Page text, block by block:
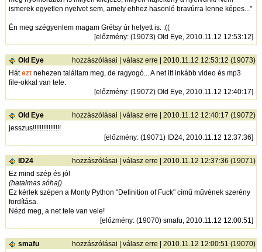
ismerek egyetlen nyelvet sem, amely ehhez hasonló bravúrra lenne képes..."
Én meg szégyenlem magam Grétsy úr helyett is. :((
[előzmény: (19073) Old Eye, 2010.11.12 12:53:12]
Old Eye hozzászólásai válasz erre | 2010.11.12 12:53:12 (19073)
Háteztnehezen találtam meg, de ragyogó... A net itt inkább video és mp3
file-okkal van tele.
[előzmény: (19072) Old Eye, 2010.11.12 12:40:17]
Old Eye hozzászólásai válasz erre | 2010.11.12 12:40:17 (19072)
jesszus!!!!!!!!!!!!!!!!
[előzmény: (19071) ID24, 2010.11.12 12:37:36]
ID24 hozzászólásai válasz erre | 2010.11.12 12:37:36 (19071)
Ez mind szép és jó!
(hatalmas sóhaj)
Ez kérlek szépen a Monty Python "Definition of Fuck" című művének szerény
fordítása.
Nézd meg, a net tele van vele!
[előzmény: (19070) smafu, 2010.11.12 12:00:51]
smafu hozzászólásai válasz erre | 2010.11.12 12:00:51 (19070)